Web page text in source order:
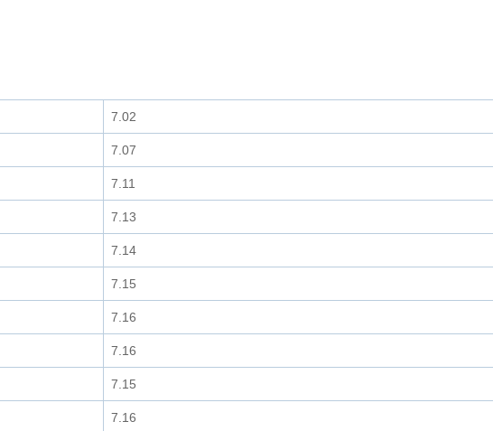
7.02
7.07
7.11
7.13
7.14
7.15
7.16
7.16
7.15
7.16